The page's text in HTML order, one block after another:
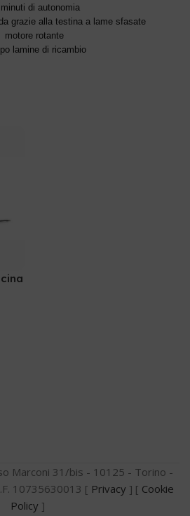
di autonomia
grazie alla testina a lame sfasate
motore rotante
lamine di ricambio
Marconi 31/bis - 10125 - Torino -
10735630013 [ Privacy ] [ Cookie
Policy ]